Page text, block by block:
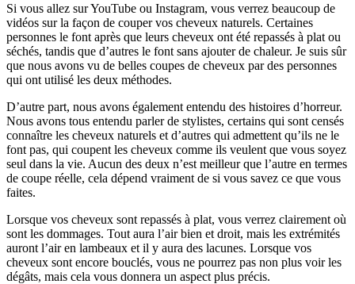
Si vous allez sur YouTube ou Instagram, vous verrez beaucoup de
vidéos sur la façon de couper vos cheveux naturels. Certaines
personnes le font après que leurs cheveux ont été repassés à plat ou
séchés, tandis que d’autres le font sans ajouter de chaleur. Je suis sûr
que nous avons vu de belles coupes de cheveux par des personnes
qui ont utilisé les deux méthodes.
D’autre part, nous avons également entendu des histoires d’horreur.
Nous avons tous entendu parler de stylistes, certains qui sont censés
connaître les cheveux naturels et d’autres qui admettent qu’ils ne le
font pas, qui coupent les cheveux comme ils veulent que vous soyez
seul dans la vie. Aucun des deux n’est meilleur que l’autre en termes
de coupe réelle, cela dépend vraiment de si vous savez ce que vous
faites.
Lorsque vos cheveux sont repassés à plat, vous verrez clairement où
sont les dommages. Tout aura l’air bien et droit, mais les extrémités
auront l’air en lambeaux et il y aura des lacunes. Lorsque vos
cheveux sont encore bouclés, vous ne pourrez pas non plus voir les
dégâts, mais cela vous donnera un aspect plus précis.